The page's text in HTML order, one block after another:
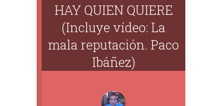
HAY QUIEN QUIERE
(Incluye vídeo: La
mala reputación. Paco
Ibáñez)